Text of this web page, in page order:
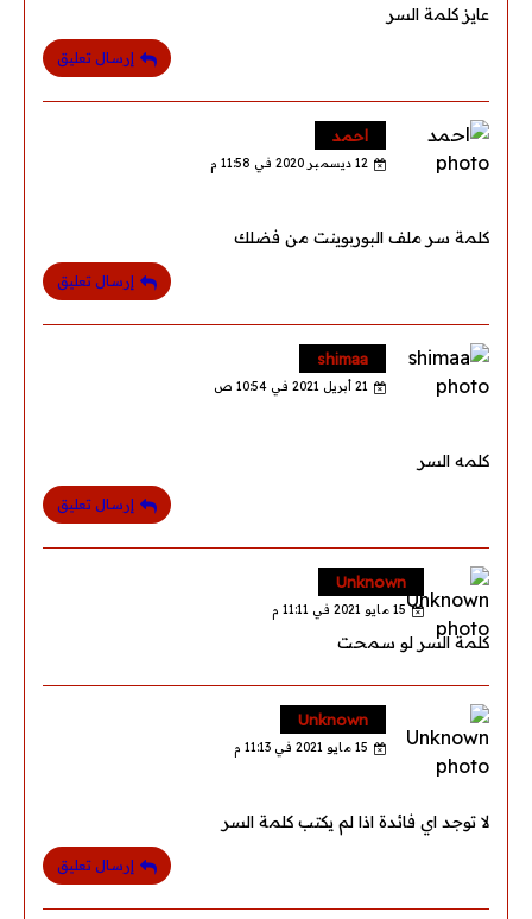
عايز كلمة السر
إرسال تعليق
احمد
12 ديسمبر 2020 في 11:58 م
كلمة سر ملف البوربوينت من فضلك
إرسال تعليق
shimaa
21 أبريل 2021 في 10:54 ص
كلمه السر
إرسال تعليق
Unknown
15 مايو 2021 في 11:11 م
كلمة السر لو سمحت
Unknown
15 مايو 2021 في 11:13 م
لا توجد اي فائدة اذا لم يكتب كلمة السر
إرسال تعليق